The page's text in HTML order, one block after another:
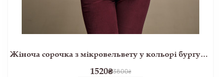
Жіноча сорочка з мікровельвету у кольорі бургунді
1520₴3800₴